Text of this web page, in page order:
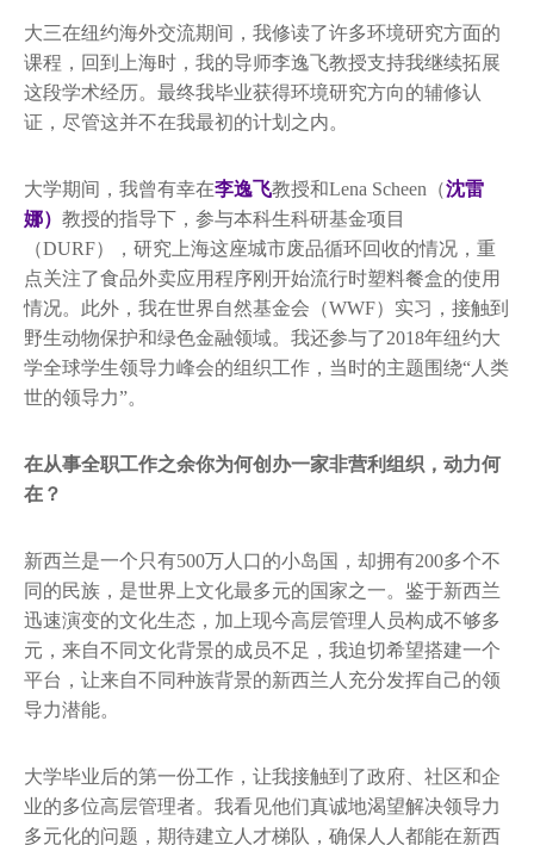
大三在纽约海外交流期间，我修读了许多环境研究方面的
课程，回到上海时，我的导师李逸飞教授支持我继续拓展
这段学术经历。最终我毕业获得环境研究方向的辅修认
证，尽管这并不在我最初的计划之内。
大学期间，我曾有幸在李逸飞教授和Lena Scheen（沈雷
娜） 教授的指导下，参与本科生科研基金项目
（DURF），研究上海这座城市废品循环回收的情况，重
点关注了食品外卖应用程序刚开始流行时塑料餐盒的使用
情况。此外，我在世界自然基金会（WWF）实习，接触到
野生动物保护和绿色金融领域。我还参与了2018年纽约大
学全球学生领导力峰会的组织工作，当时的主题围绕“人类
世的领导力”。
在从事全职工作之余你为何创办一家非营利组织，动力何
在？
新西兰是一个只有500万人口的小岛国，却拥有200多个不
同的民族，是世界上文化最多元的国家之一。鉴于新西兰
迅速演变的文化生态，加上现今高层管理人员构成不够多
元，来自不同文化背景的成员不足，我迫切希望搭建一个
平台，让来自不同种族背景的新西兰人充分发挥自己的领
导力潜能。
大学毕业后的第一份工作，让我接触到了政府、社区和企
业的多位高层管理者。我看见他们真诚地渴望解决领导力
多元化的问题，期待建立人才梯队，确保人人都能在新西